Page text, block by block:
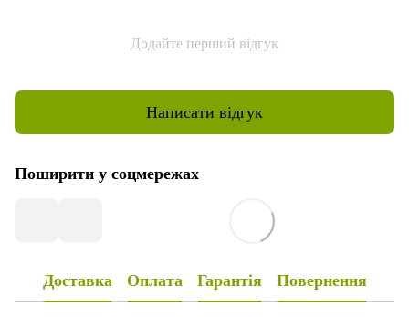
Додайте перший відгук
Написати відгук
Поширити у соцмережах
Доставка Оплата Гарантія Повернення